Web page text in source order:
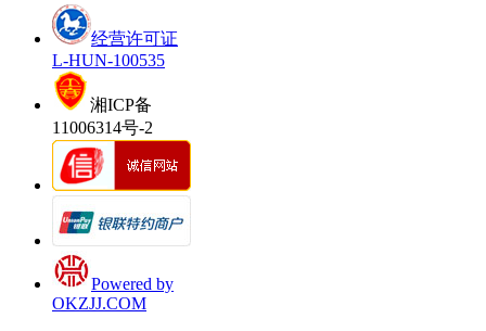
经营许可证
L-HUN-100535
湘ICP备
11006314号-2
Powered by
OKZJJ.COM